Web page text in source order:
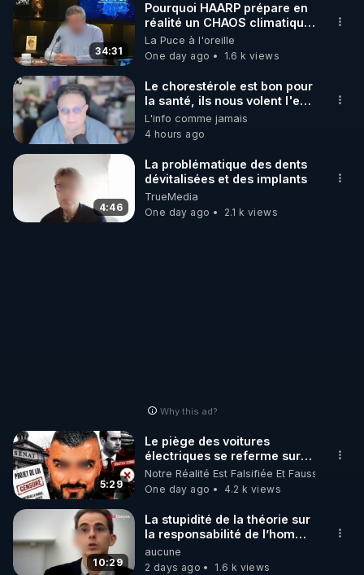
34:31
Pourquoi HAARP prépare en
réalité un CHAOS climatique,
on répond
La Puce à l'oreille
One day ago
1.6 k views
Le chorestérole est bon pour
la santé, ils nous volent l'eau
! 😒🤢😡
https://odysee.com/@anonyme:d3/
L'info comme jamais
4 hours ago
4:46
La problématique des dents
dévitalisées et des implants
TrueMedia
One day ago
2.1 k views
Why this ad?
5:29
Le piège des voitures
électriques se referme sur
les usagers !
Notre Réalité Est Falsifiée Et Fausse
One day ago
4.2 k views
10:29
La stupidité de la théorie sur
la responsabilité de l’homme
concernant le dioxyde de
carbone.
aucune
2 days ago
1.6 k views